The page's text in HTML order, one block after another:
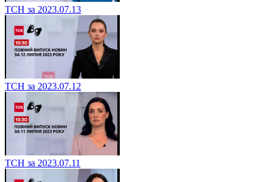
ТСН за 2023.07.13
ТСН за 2023.07.12
ТСН за 2023.07.11